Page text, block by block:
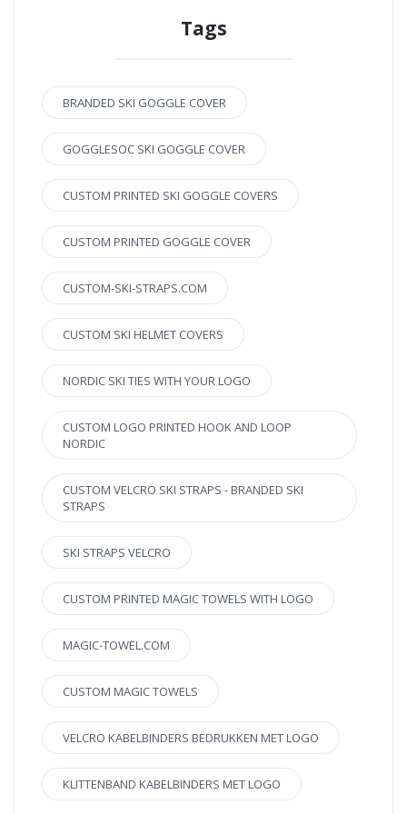
Tags
BRANDED SKI GOGGLE COVER
GOGGLESOC SKI GOGGLE COVER
CUSTOM PRINTED SKI GOGGLE COVERS
CUSTOM PRINTED GOGGLE COVER
CUSTOM-SKI-STRAPS.COM
CUSTOM SKI HELMET COVERS
NORDIC SKI TIES WITH YOUR LOGO
CUSTOM LOGO PRINTED HOOK AND LOOP
NORDIC
CUSTOM VELCRO SKI STRAPS - BRANDED SKI
STRAPS
SKI STRAPS VELCRO
CUSTOM PRINTED MAGIC TOWELS WITH LOGO
MAGIC-TOWEL.COM
CUSTOM MAGIC TOWELS
VELCRO KABELBINDERS BEDRUKKEN MET LOGO
KLITTENBAND KABELBINDERS MET LOGO